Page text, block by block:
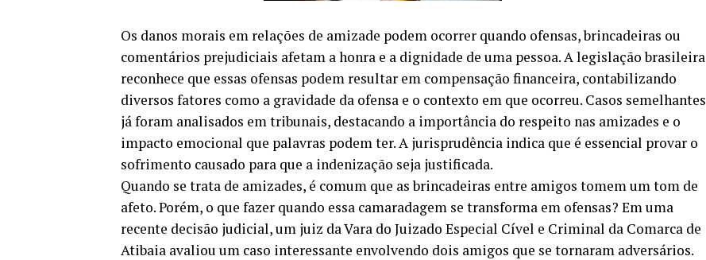
Os danos morais em relações de amizade podem ocorrer quando ofensas, brincadeiras ou
comentários prejudiciais afetam a honra e a dignidade de uma pessoa. A legislação brasileira
reconhece que essas ofensas podem resultar em compensação financeira, contabilizando
diversos fatores como a gravidade da ofensa e o contexto em que ocorreu. Casos semelhantes
já foram analisados em tribunais, destacando a importância do respeito nas amizades e o
impacto emocional que palavras podem ter. A jurisprudência indica que é essencial provar o
sofrimento causado para que a indenização seja justificada.
Quando se trata de amizades, é comum que as brincadeiras entre amigos tomem um tom de
afeto. Porém, o que fazer quando essa camaradagem se transforma em ofensas? Em uma
recente decisão judicial, um juiz da Vara do Juizado Especial Cível e Criminal da Comarca de
Atibaia avaliou um caso interessante envolvendo dois amigos que se tornaram adversários.